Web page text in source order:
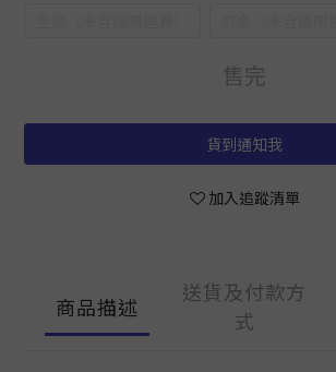
售完
貨到通知我
加入追蹤清單
商品描述
送貨及付款方
式